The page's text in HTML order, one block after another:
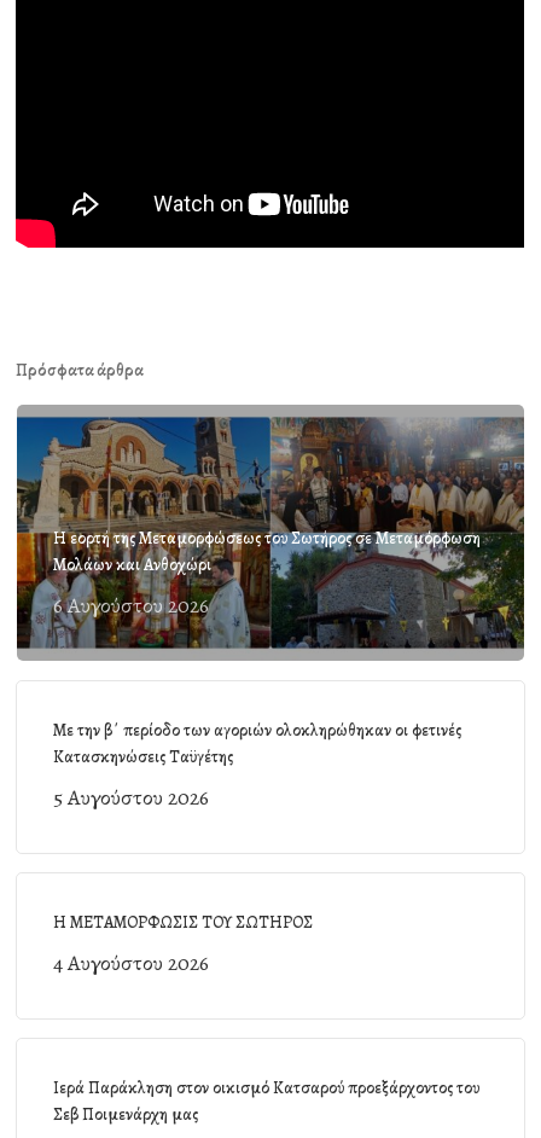
Πρόσφατα άρθρα
Η εορτή της Μεταμορφώσεως του Σωτήρος σε Μεταμόρφωση
Μολάων και Ανθοχώρι
6 Αυγούστου 2026
Με την β΄ περίοδο των αγοριών ολοκληρώθηκαν οι φετινές
Κατασκηνώσεις Ταϋγέτης
5 Αυγούστου 2026
Η ΜΕΤΑΜΟΡΦΩΣΙΣ ΤΟΥ ΣΩΤΗΡΟΣ
4 Αυγούστου 2026
Ιερά Παράκληση στον οικισμό Κατσαρού προεξάρχοντος του
Σεβ Ποιμενάρχη μας